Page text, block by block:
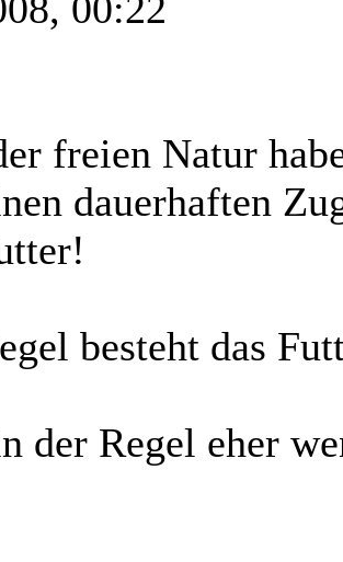
freien Natur
dauerhaften
besteht das
der Regel eher